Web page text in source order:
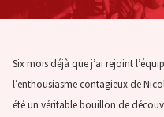
Six mois déjà que j’ai rejoint
l’enthousiasme contagieux de
été un véritablebouillon de